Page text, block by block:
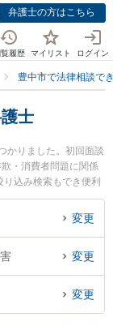
弁護士の方はこちら
覧履歴 マイリスト ログイン
豊中市で法律相談で
士
かりました。初回面談
・消費者問題に関係
込み検索もでき便利
士弁護士やシンプル
祐司弁護士のプロフィ
索したい』『初回相
士に相談予約した
変更
変更
変更